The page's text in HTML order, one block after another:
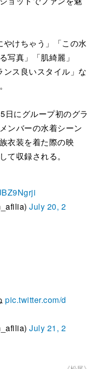
けちゃう」「この水
写真」「肌綺麗」
ンス良いスタイル」な
にグループ初のグラ
ンバーの水着シーン
衣装を着た際の映
て収録される。
July 20, 2
pic.twitter.com/d
July 21, 2